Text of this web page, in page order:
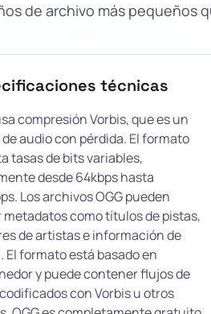
de archivo más pequeños
técnicas
compresión Vorbis, que es un
audio con pérdida. El formato
tasas de bits variables,
desde 64kbps hasta
Los archivos OGG pueden
como títulos de pistas,
de artistas e información de
El formato está basado en
y puede contener flujos de
con Vorbis u otros